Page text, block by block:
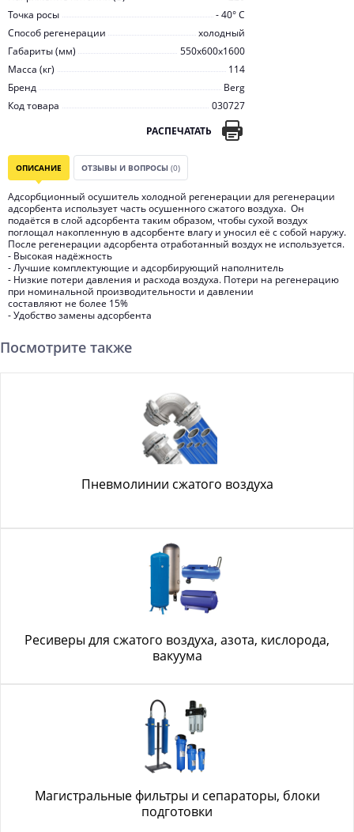
Точка росы
- 40° С
Способ регенерации
холодный
Габариты (мм)
550x600x1600
Масса (кг)
114
Бренд
Berg
Код товара
030727
РАСПЕЧАТАТЬ
ОПИСАНИЕ ОТЗЫВЫ И ВОПРОСЫ (0)
Адсорбционный осушитель холодной регенерации для регенерации
адсорбента использует часть осушенного сжатого воздуха. Он
подаётся в слой адсорбента таким образом, чтобы сухой воздух
поглощал накопленную в адсорбенте влагу и уносил её с собой наружу.
После регенерации адсорбента отработанный воздух не используется.
- Высокая надёжность
- Лучшие комплектующие и адсорбирующий наполнитель
- Низкие потери давления и расхода воздуха. Потери на регенерацию
при номинальной производительности и давлении
составляют не более 15%
- Удобство замены адсорбента
Посмотрите также
Пневмолинии сжатого воздуха
Ресиверы для сжатого воздуха, азота, кислорода,
вакуума
Магистральные фильтры и сепараторы, блоки
подготовки